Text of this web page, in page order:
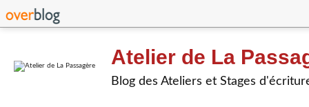
Atelier de La
Blog des Ateliers et Stages